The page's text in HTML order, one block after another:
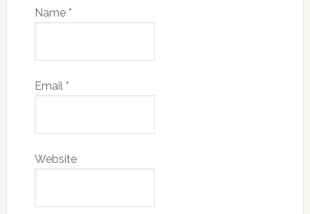
Name *
Email *
Website